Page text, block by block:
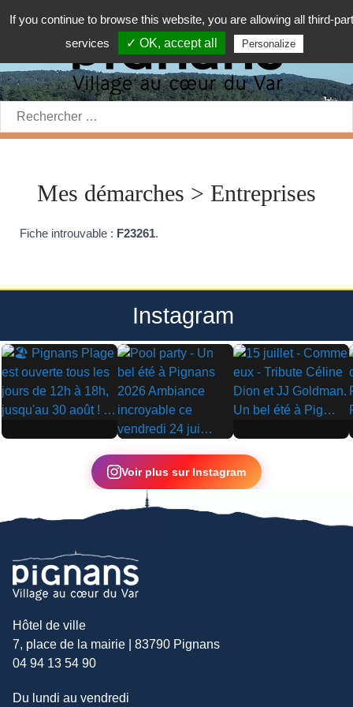
Rechercher:
Mes démarches > Entreprises
Fiche introuvable : F23261.
Instagram
▶
▶
▶
Voir plus sur Instagram
Hôtel de ville
7, place de la mairie | 83790 Pignans
04 94 13 54 90
Du lundi au vendredi
If you continue to browse this website, you are allowing all third-
services
✓ OK, accept all Personalize